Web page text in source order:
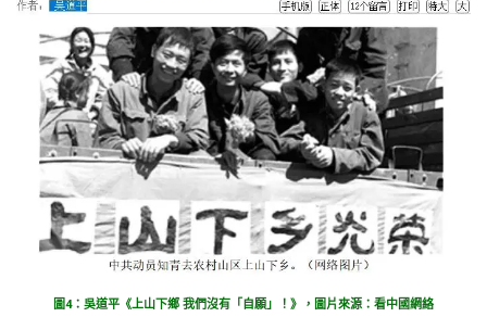
圖4：吳道平《上山下鄉 我們沒有「自願」！》，圖片來源：看中國網絡